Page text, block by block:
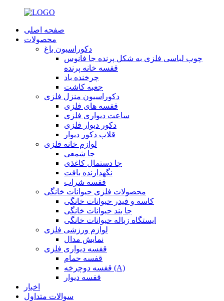
صفحه اصلی
محصولات
دکوراسیون باغ
چوب لباسی فلزی به شکل پرنده جا فانوس
قفسه خانه پرنده
چرخنده باد
جعبه کاشت
دکوراسیون منزل فلزی
قفسه های فلزی
ساعت دیواری فلزی
دکور دیوار فلزی
قلاب دکور دیوار
لوازم خانه فلزی
جا شمعی
جا دستمال کاغذی
نگهدارنده بافت
قفسه شراب
محصولات فلزی حیوانات خانگی
کاسه و فیدر حیوانات خانگی
جا بند حیوانات خانگی
ایستگاه زباله حیوانات خانگی
لوازم ورزشی فلزی
نمایش مدال
قفسه دیواری فلزی
قفسه حمام
قفسه دوچرخه (A)
قفسه دیوار
اخبار
سوالات متداول